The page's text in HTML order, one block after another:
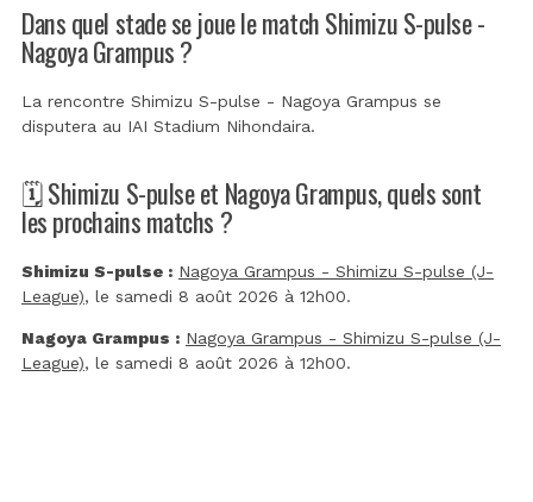
Dans quel stade se joue le match Shimizu S-pulse -
Nagoya Grampus ?
La rencontre Shimizu S-pulse - Nagoya Grampus se
disputera au IAI Stadium Nihondaira.
🗓️ Shimizu S-pulse et Nagoya Grampus, quels sont
les prochains matchs ?
Shimizu S-pulse : Nagoya Grampus - Shimizu S-pulse (J-
League), le samedi 8 août 2026 à 12h00.
Nagoya Grampus : Nagoya Grampus - Shimizu S-pulse (J-
League), le samedi 8 août 2026 à 12h00.